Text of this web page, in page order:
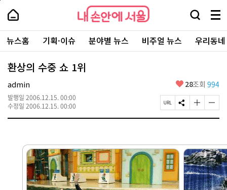
본
로
가
내
손
안
에
서
울
-
서
울
시
대
표
소
내
손
에
울
검
창
열
기
메
뉴
전
체
보
주
요
서
뉴스홈 기획·이슈 분야별 뉴스 비주얼 뉴스 우리동
환상의 수중 쇼 1위
admin
발행일 2006.12.15. 00:00
수정일 2006.12.15. 00:00
좋
요
28조회 994
페
이
L
복
사
S
N
하
기
글
자
게
변
경
하
기
글
자
게
변
경
하
기
페
상
단
로